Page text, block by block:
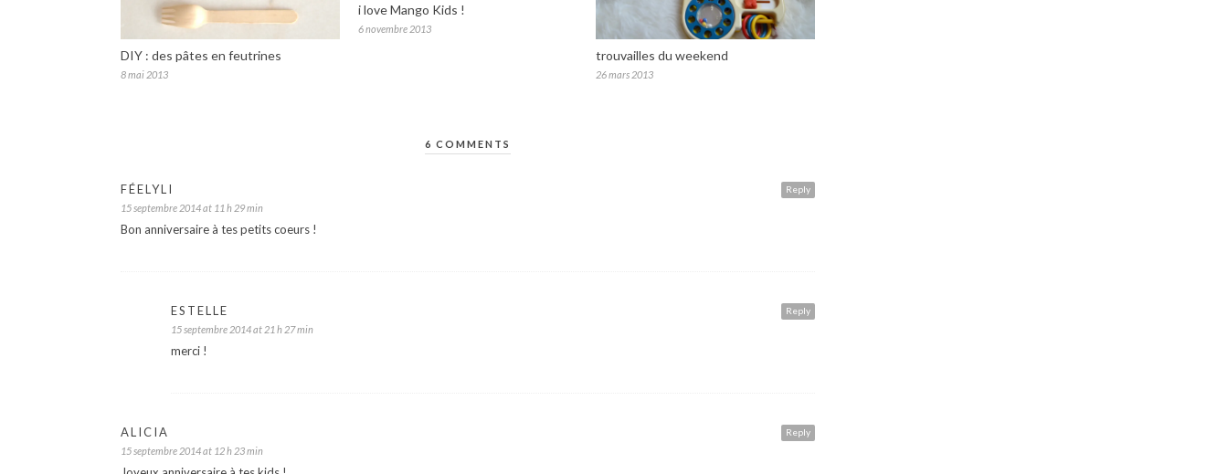
DIY : des pâtes en feutrines
8 mai 2013
i love Mango Kids !
6 novembre 2013
trouvailles du weekend
26 mars 2013
6 COMMENTS
Reply
FÉELYLI
15 septembre 2014 at 11 h 29 min
Bon anniversaire à tes petits coeurs !
Reply
ESTELLE
15 septembre 2014 at 21 h 27 min
merci !
Reply
ALICIA
15 septembre 2014 at 12 h 23 min